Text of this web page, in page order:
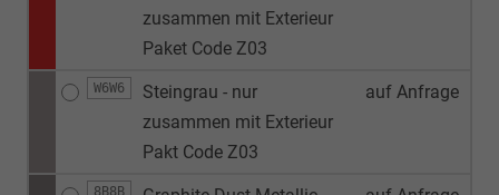
zusammen mit Exterieur
Paket Code Z03
W6W6
Steingrau - nur
zusammen mit Exterieur
Pakt Code Z03
auf Anfrage
8B8B